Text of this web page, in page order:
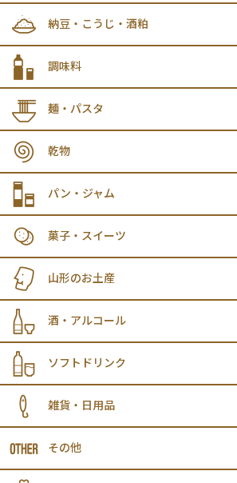
納豆・こうじ・酒粕
調味料
麺・パスタ
乾物
パン・ジャム
菓子・スイーツ
山形のお土産
酒・アルコール
ソフトドリンク
雑貨・日用品
その他